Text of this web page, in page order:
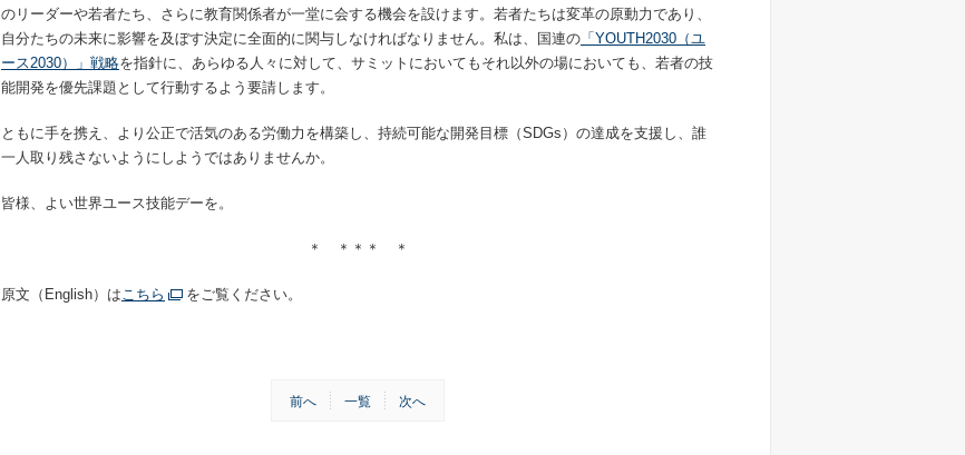
のリーダーや若者たち、さらに教育関係者が一堂に会する機会を設けます。若者たちは変革の原動力であり、
自分たちの未来に影響を及ぼす決定に全面的に関与しなければなりません。私は、国連の 「YOUTH2030（ユ
ース2030）」戦略を指針に、あらゆる人々に対して、サミットにおいてもそれ以外の場においても、若者の技
能開発を優先課題として行動するよう要請します。
ともに手を携え、より公正で活気のある労働力を構築し、持続可能な開発目標（SDGs）の達成を支援し、誰
一人取り残さないようにしようではありませんか。
皆様、よい世界ユース技能デーを。
＊ ＊＊＊ ＊
原文（English）はこちら をご覧ください。
前へ 一覧 次へ